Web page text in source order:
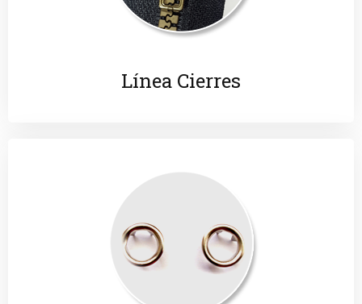
Línea Cierres